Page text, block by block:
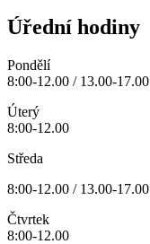
Úřední hodiny
Pondělí
8:00-12.00 / 13.00-17.00
Úterý
8:00-12.00
Středa
8:00-12.00 / 13.00-17.00
Čtvrtek
8:00-12.00